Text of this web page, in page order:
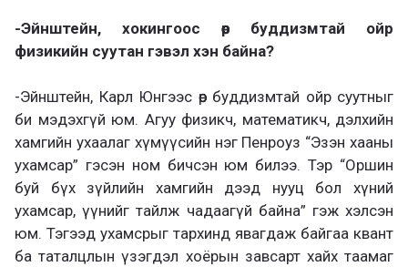
-Эйнштейн, хокингоос өөр буддизмтай ойр
физикийн суутан гэвэл хэн байна?
-Эйнштейн, Карл Юнгээс өөр буддизмтай ойр суутныг
би мэдэхгүй юм. Агуу физикч, математикч, дэлхийн
хамгийн ухаалаг хүмүүсийн нэг Пенроуз “Эзэн хааны
ухамсар” гэсэн ном бичсэн юм билээ. Тэр “Оршин
буй бүх зүйлийн хамгийн дээд нууц бол хүний
ухамсар, үүнийг тайлж чадаагүй байна” гэж хэлсэн
юм. Тэгээд ухамсрыг тархинд явагдаж байгаа квант
ба таталцлын үзэгдэл хоёрын завсарт хайх таамаг